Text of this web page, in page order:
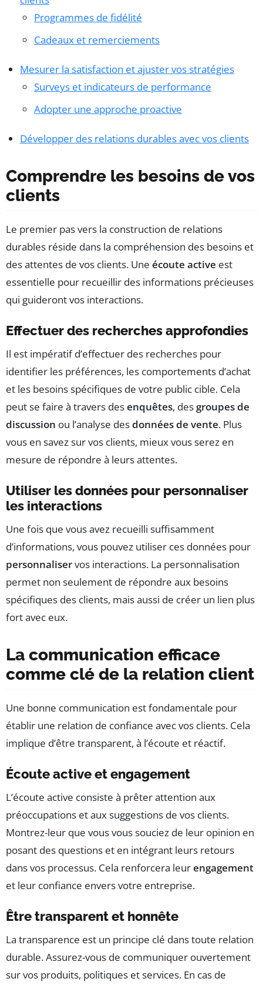
Programmes de fidélité
Cadeaux et remerciements
Mesurer la satisfaction et ajuster vos stratégies
Surveys et indicateurs de performance
Adopter une approche proactive
Développer des relations durables avec vos clients
Comprendre les besoins de vos
clients
Le premier pas vers la construction de relations
durables réside dans la compréhension des besoins et
des attentes de vos clients. Une écoute active est
essentielle pour recueillir des informations précieuses
qui guideront vos interactions.
Effectuer des recherches approfondies
Il est impératif d’effectuer des recherches pour
identifier les préférences, les comportements d’achat
et les besoins spécifiques de votre public cible. Cela
peut se faire à travers desenquêtes, des groupes de
discussion ou l’analyse desdonnées de vente. Plus
vous en savez sur vos clients, mieux vous serez en
mesure de répondre à leurs attentes.
Utiliser les données pour personnaliser
les interactions
Une fois que vous avez recueilli suffisamment
d’informations, vous pouvez utiliser ces données pour
personnaliservos interactions. La personnalisation
permet non seulement de répondre aux besoins
spécifiques des clients, mais aussi de créer un lien plus
fort avec eux.
La communication efficace
comme clé de la relation client
Une bonne communication est fondamentale pour
établir une relation de confiance avec vos clients. Cela
implique d’être transparent, à l’écoute et réactif.
Écoute active et engagement
L’écoute active consiste à prêter attention aux
préoccupations et aux suggestions de vos clients.
Montrez-leur que vous vous souciez de leur opinion en
posant des questions et en intégrant leurs retours
dans vos processus. Cela renforcera leurengagement
et leur confiance envers votre entreprise.
Être transparent et honnête
La transparence est un principe clé dans toute relation
durable. Assurez-vous de communiquer ouvertement
sur vos produits, politiques et services. En cas de